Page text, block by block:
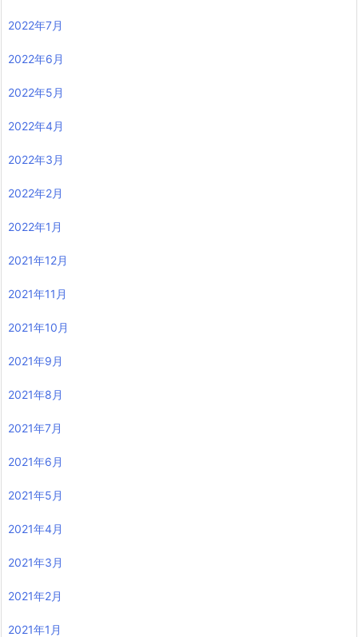
2022年7月
2022年6月
2022年5月
2022年4月
2022年3月
2022年2月
2022年1月
2021年12月
2021年11月
2021年10月
2021年9月
2021年8月
2021年7月
2021年6月
2021年5月
2021年4月
2021年3月
2021年2月
2021年1月